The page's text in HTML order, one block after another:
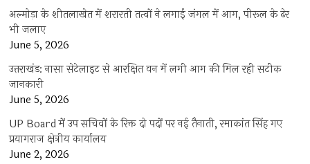
अल्मोड़ा के शीतलाखेत में शरारती तत्वों ने लगाई जंगल में आग, पीरूल के ढेर
भी जलाए
June 5, 2026
उत्तराखंड: नासा सेटेलाइट से आरक्षित वन में लगी आग की मिल रही सटीक
जानकारी
June 5, 2026
UP Board में उप सचिवों के रिक्त दो पदों पर नई तैनाती, रमाकांत सिंह गए
प्रयागराज क्षेत्रीय कार्यालय
June 2, 2026